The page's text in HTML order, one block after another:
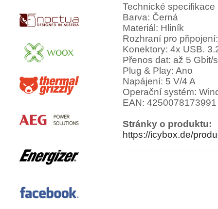
Technické specifikace
Barva: Černá
Materiál: Hliník
Rozhraní pro
Konektory: 4x USB.
Přenos dat: až 5 Gbit/s
Plug & Play: Ano
Napájení: 5 V/4 A
Operační systém:
EAN: 4250078173991
Stránky o produktu:
https://icybox.de/